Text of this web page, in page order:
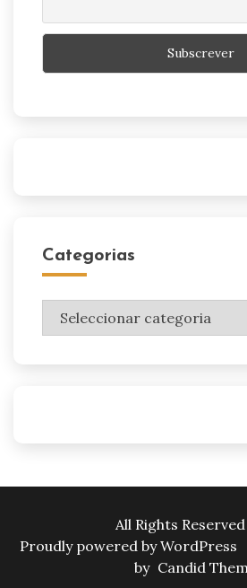
Categorias
Categorias
All Rights
Proudly powered by WordPress
by Candid